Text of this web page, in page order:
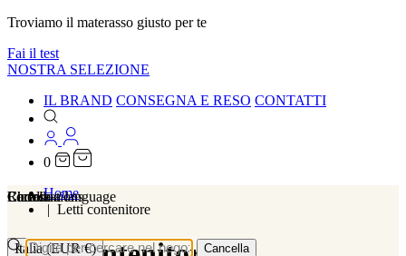
Troviamo il materasso giusto per te
Fai il test
NOSTRA SELEZIONE
IL BRAND CONSEGNA E RESO CONTATTI
0
Localizations
Italia (EUR €)
Choose a language
Ricerca
Cancella
CarrelloHome
Letti contenitore